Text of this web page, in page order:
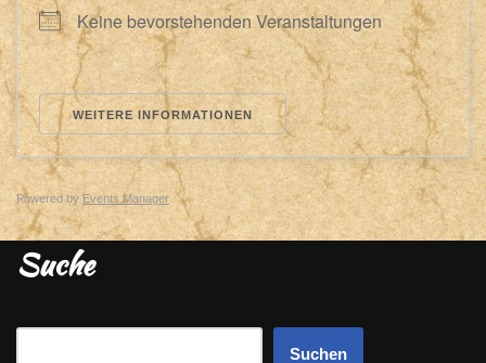
Keine bevorstehenden Veranstaltungen
WEITERE INFORMATIONEN
Powered by Events Manager
Suche
Suchen